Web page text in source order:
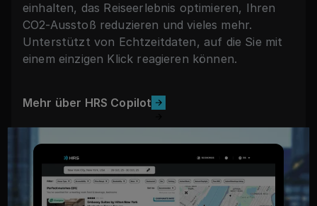
einhalten, das Reiseerlebnis optimieren, Ihren
CO2-Ausstoß reduzieren und vieles mehr.
Unterstützt von Echtzeitdaten, auf die Sie mit
einem einzigen Klick reagieren können.
Mehr über HRS Copilot